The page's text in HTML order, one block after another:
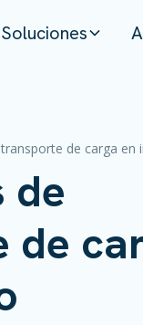
Soluciones
de carga en
de